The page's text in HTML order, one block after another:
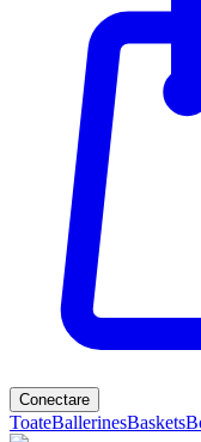
Conectare
ToateBallerinesBaskets